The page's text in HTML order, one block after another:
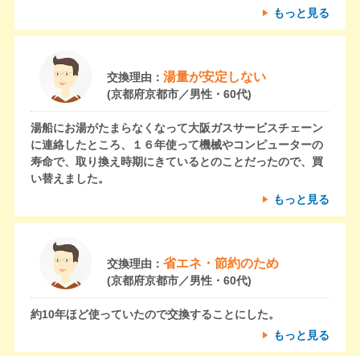
もっと見る
交換理由： 湯量が安定しない
(京都府京都市／男性・60代)
湯船にお湯がたまらなくなって大阪ガスサービスチェーン
に連絡したところ、１６年使って機械やコンピューターの
寿命で、取り換え時期にきているとのことだったので、買
い替えました。
もっと見る
交換理由： 省エネ・節約のため
(京都府京都市／男性・60代)
約10年ほど使っていたので交換することにした。
もっと見る